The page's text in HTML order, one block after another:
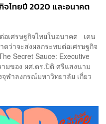
จไทยปี 2020 และอนาคต
อเศรษฐกิจไทยในอนาคต เคน
ว่าจะส่งผลกระทบต่อเศรษฐกิจ
Secret Sauce: Executive
ของ ผศ.ดร.ปิติ ศรีแสงนาม
ฬาลงกรณ์มหาวิทยาลัย เกี่ยว